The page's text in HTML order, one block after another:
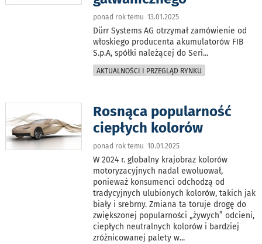
ponad rok temu 13.01.2025
Dürr Systems AG otrzymał zamówienie od
włoskiego producenta akumulatorów FIB
S.p.A, spółki należącej do Seri...
AKTUALNOŚCI I PRZEGLĄD RYNKU
Rosnąca popularność
ciepłych kolorów
ponad rok temu 10.01.2025
W 2024 r. globalny krajobraz kolorów
motoryzacyjnych nadal ewoluował,
ponieważ konsumenci odchodzą od
tradycyjnych ulubionych kolorów, takich jak
biały i srebrny. Zmiana ta toruje drogę do
zwiększonej popularności „żywych” odcieni,
ciepłych neutralnych kolorów i bardziej
zróżnicowanej palety w...